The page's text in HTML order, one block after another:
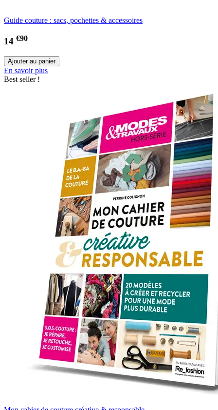
Guide couture : sacs, pochettes & accessoires
14 €90
En savoir plus
Best seller !